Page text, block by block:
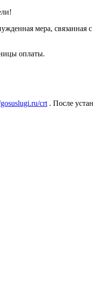
мера, связанная
оплаты.
crt . После